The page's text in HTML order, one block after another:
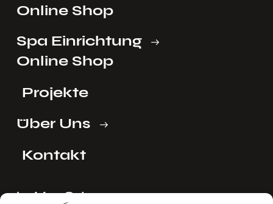
Online Shop
Spa Einrichtung
Online Shop
Projekte
Über Uns
Kontakt
La Max Ost